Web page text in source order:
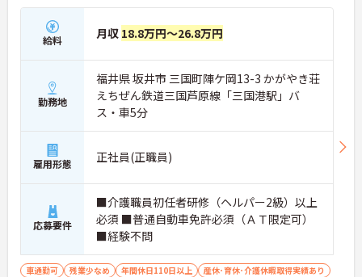
給料 月収 18.8万円～26.8万円
勤務地
福井県 坂井市 三国町陣ケ岡13-3 かがやき荘
えちぜん鉄道三国芦原線「三国港駅」バ
ス・車5分
雇用形態 正社員(正職員)
応募要件
■介護職員初任者研修（ヘルパー2級）以上
必須 ■普通自動車免許必須（ＡＴ限定可）
■経験不問
車通勤可 残業少なめ 年間休日110日以上
産休･育休･介護休暇取得実績あり